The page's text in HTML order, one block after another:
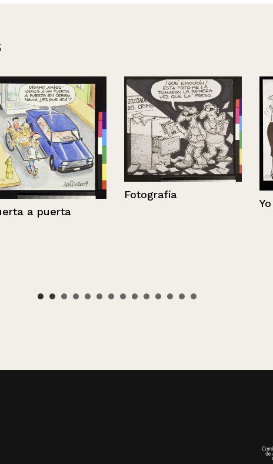
Fotografía
Yo lo entrené